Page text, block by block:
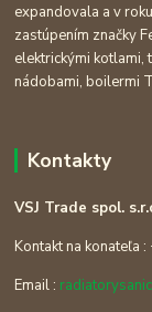
expandovala a v
zastúpením značky
elektrickými kotlami,
nádobami, boilermi
Kontakty
VSJ Trade spol.
Kontakt na konateľa
Email :